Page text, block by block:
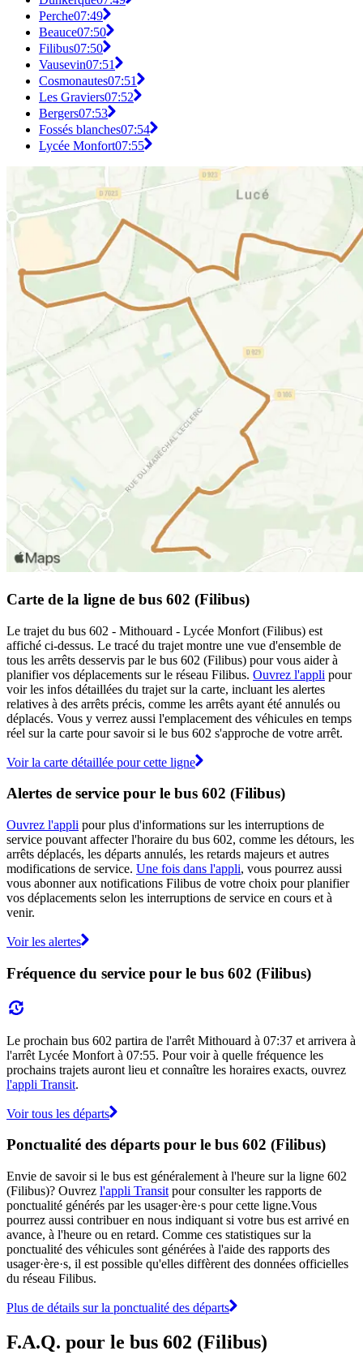
Perche07:49
Beauce07:50
Filibus07:50
Vausevin07:51
Cosmonautes07:51
Les Graviers07:52
Bergers07:53
Fossés blanches07:54
Lycée Monfort07:55
Carte de la ligne de bus 602 (Filibus)
Le trajet du bus 602 - Mithouard - Lycée Monfort (Filibus) est
affiché ci-dessus. Le tracé du trajet montre une vue d'ensemble de
tous les arrêts desservis par le bus 602 (Filibus) pour vous aider à
planifier vos déplacements sur le réseau Filibus. Ouvrez l'appli pour
voir les infos détaillées du trajet sur la carte, incluant les alertes
relatives à des arrêts précis, comme les arrêts ayant été annulés ou
déplacés. Vous y verrez aussi l'emplacement des véhicules en temps
réel sur la carte pour savoir si le bus 602 s'approche de votre arrêt.
Voir la carte détaillée pour cette ligne
Alertes de service pour le bus 602 (Filibus)
Ouvrez l'appli pour plus d'informations sur les interruptions de
service pouvant affecter l'horaire du bus 602, comme les détours, les
arrêts déplacés, les départs annulés, les retards majeurs et autres
modifications de service. Une fois dans l'appli, vous pourrez aussi
vous abonner aux notifications Filibus de votre choix pour planifier
vos déplacements selon les interruptions de service en cours et à
venir.
Voir les alertes
Fréquence du service pour le bus 602 (Filibus)
Le prochain bus 602 partira de l'arrêt Mithouard à 07:37 et arrivera à
l'arrêt Lycée Monfort à 07:55. Pour voir à quelle fréquence les
prochains trajets auront lieu et connaître les horaires exacts, ouvrez
l'appli Transit.
Voir tous les départs
Ponctualité des départs pour le bus 602 (Filibus)
Envie de savoir si le bus est généralement à l'heure sur la ligne 602
(Filibus)? Ouvrez l'appli Transit pour consulter les rapports de
ponctualité générés par les usager·ère·s pour cette ligne.Vous
pourrez aussi contribuer en nous indiquant si votre bus est arrivé en
avance, à l'heure ou en retard. Comme ces statistiques sur la
ponctualité des véhicules sont générées à l'aide des rapports des
usager·ère·s, il est possible qu'elles diffèrent des données officielles
du réseau Filibus.
Plus de détails sur la ponctualité des départs
F.A.Q. pour le bus 602 (Filibus)